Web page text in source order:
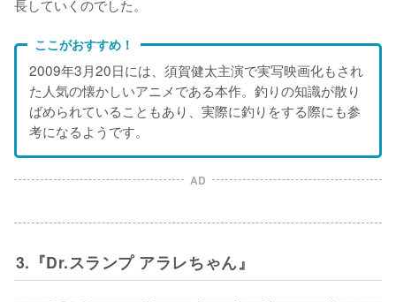
長していくのでした。
ここがおすすめ！
2009年3月20日には、須賀健太主演で実写映画化もされ
た人気の懐かしいアニメである本作。釣りの知識が散り
ばめられていることもあり、実際に釣りをする際にも参
考になるようです。
AD
3.『Dr.スランプ アラレちゃん』